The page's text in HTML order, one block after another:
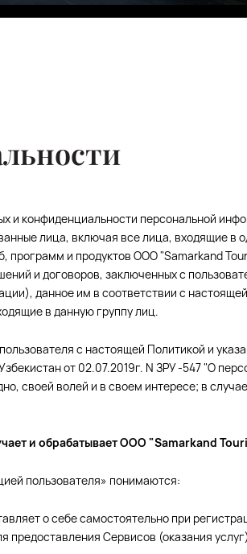
Eco Village Premium
Фитобары
и конфиденциальности персональной
лица, включая все лица, входящие в
программ и продуктов ООО "Samarkand
и договоров, заключенных с
данное им в соответствии с
в данную группу лиц.
с настоящей Политикой и
от 02.07.2019г. N ЗРУ -547 "О
своей волей и в своем интересе; в
и обрабатывает ООО "Samarkand
пользователя» понимаются:
о себе самостоятельно при
предоставления Сервисов (оказания